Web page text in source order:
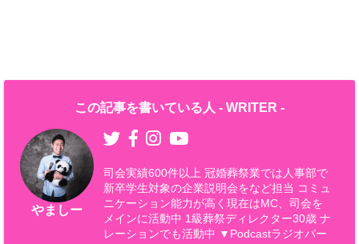
この記事を書いている人 - WRITER -
やましー
司会実績600件以上 冠婚葬祭業では人事部で
新卒学生対象の企業説明会をなど担当 コミュ
ニケーション能力が高く現在はMC、司会を
メインに活動中 1級葬祭ディレクター30歳 ナ
レーションでも活動中 ▼Podcastラジオパー